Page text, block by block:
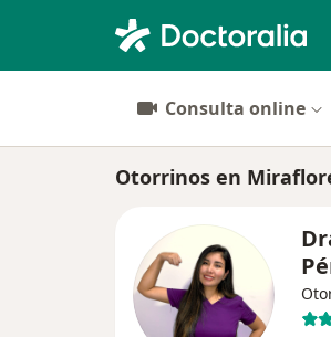
Consulta online
Otorrinos en